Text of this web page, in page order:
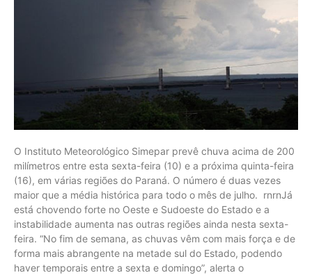
O Instituto Meteorológico Simepar prevê chuva acima de 200
milímetros entre esta sexta-feira (10) e a próxima quinta-feira
(16), em várias regiões do Paraná. O número é duas vezes
maior que a média histórica para todo o mês de julho. rnrnJá
está chovendo forte no Oeste e Sudoeste do Estado e a
instabilidade aumenta nas outras regiões ainda nesta sexta-
feira. “No fim de semana, as chuvas vêm com mais força e de
forma mais abrangente na metade sul do Estado, podendo
haver temporais entre a sexta e domingo”, alerta o